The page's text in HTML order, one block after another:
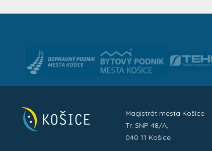
Magistrát mesta Košice
Tr. SNP 48/A,
040 11 Košice